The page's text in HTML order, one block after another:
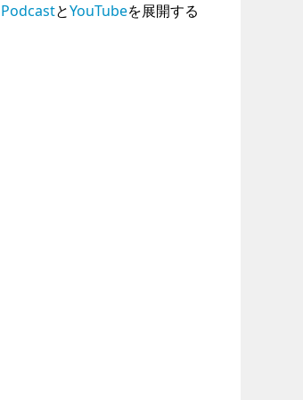
PodcastとYouTubeを展開する